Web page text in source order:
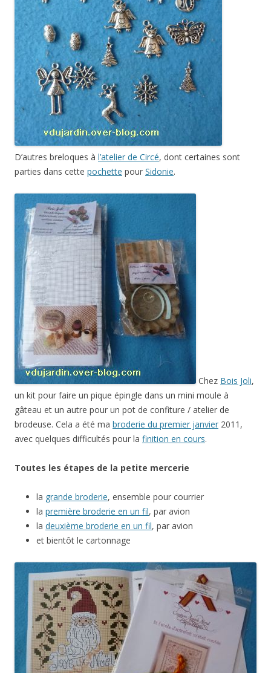
D’autres breloques à l’atelier de Circé, dont certaines sont
parties dans cette pochette pour Sidonie.
Chez Bois Joli,
un kit pour faire un pique épingle dans un mini moule à
gâteau et un autre pour un pot de confiture / atelier de
brodeuse. Cela a été ma broderie du premier janvier 2011,
avec quelques difficultés pour la finition en cours.
Toutes les étapes de la petite mercerie
la grande broderie, ensemble pour courrier
la première broderie en un fil, par avion
la deuxième broderie en un fil, par avion
et bientôt le cartonnage